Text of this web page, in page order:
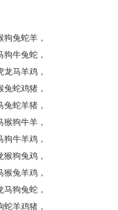
兔蛇羊，
牛兔蛇，
马羊鸡，
蛇鸡猪，
蛇羊猪，
狗牛羊，
牛羊鸡，
狗兔鸡，
兔羊鸡，
狗兔蛇，
羊鸡猪，